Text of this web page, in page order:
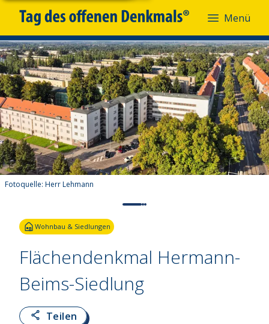
Menü
Fotoquelle: Herr Lehmann
Wohnbau & Siedlungen
Flächendenkmal Hermann-
Beims-Siedlung
Teilen